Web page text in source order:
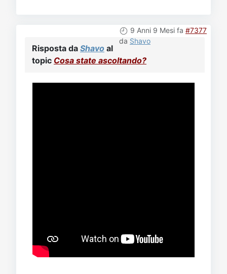
9 Anni 9 Mesi fa #7377
da Shavo
Risposta da Shavo al
topic Cosa state ascoltando?